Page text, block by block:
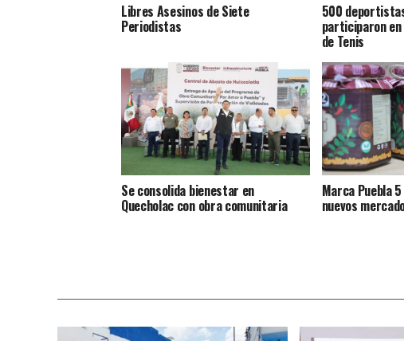
Libres Asesinos de Siete
Periodistas
500
participaron en
de Tenis
Se consolida bienestar en
Quecholac con obra comunitaria
Marca Puebla
nuevos